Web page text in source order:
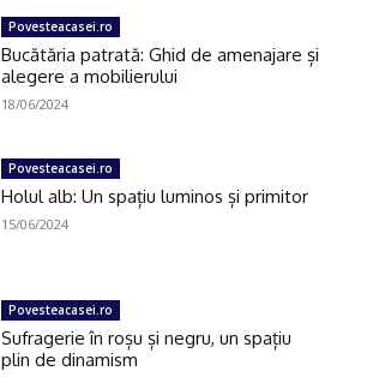
Povesteacasei.ro
Bucătăria patrată: Ghid de amenajare și
alegere a mobilierului
18/06/2024
Povesteacasei.ro
Holul alb: Un spațiu luminos și primitor
15/06/2024
Povesteacasei.ro
Sufragerie în roșu și negru, un spațiu
plin de dinamism